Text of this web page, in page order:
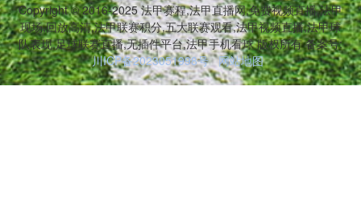
Copyright © 2016-2025 法甲赛程,法甲直播网,免费视频直播,法甲
现场,回放高清,法甲联赛积分,五大联赛观看,法甲视频直播,法甲球
队表现,足球联赛直播,无插件平台,法甲手机看球 版权所有 备案号:
川ICP备2023051998号 网站地图